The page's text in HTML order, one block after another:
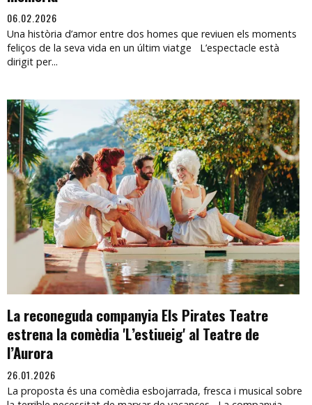
06.02.2026
Una història d’amor entre dos homes que reviuen els moments
feliços de la seva vida en un últim viatge L’espectacle està
dirigit per...
La reconeguda companyia Els Pirates Teatre
estrena la comèdia 'L’estiueig' al Teatre de
l’Aurora
26.01.2026
La proposta és una comèdia esbojarrada, fresca i musical sobre